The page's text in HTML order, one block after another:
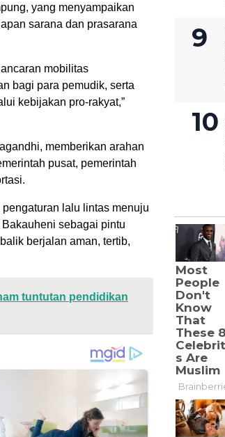
yang menyampaikan
sarana dan prasarana
mobilitas
bagi para pemudik, serta
kebijakan pro-rakyat,”
memberikan arahan
pusat, pemerintah
lalu lintas menuju
sebagai pintu
berjalan aman, tertib,
tuntutan pendidikan